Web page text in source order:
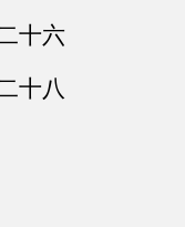
十六
十八